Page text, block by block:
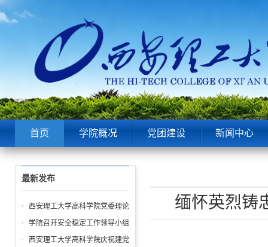
首页 学院概况 党团建设 新闻中心
缅怀英烈铸
最新发布
西安理工大学高科学院党委理论
中心组第6次学习聚焦“潜绩”与
“显绩”
学院召开安全稳定工作领导小组
会议 全面部署暑期及秋季开学
西安理工大学高科学院庆祝建党